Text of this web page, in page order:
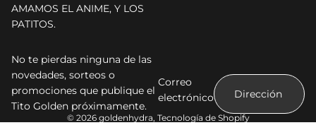
AMAMOS EL ANIME, Y LOS
PATITOS.
No te pierdas ninguna de las
novedades, sorteos o
promociones que publique el
Tito Golden próximamente.
Correo
electrónico
© 2026 goldenhydra, Tecnología de Shopify